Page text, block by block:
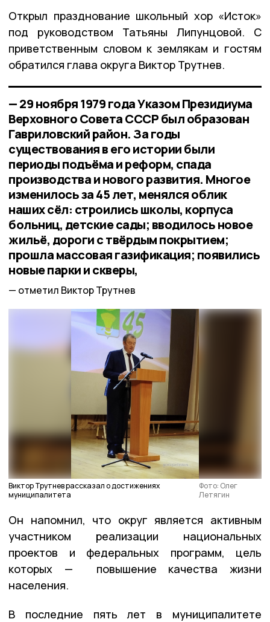
Открыл празднование школьный хор «Исток»
под руководством Татьяны Липунцовой. С
приветственным словом к землякам и гостям
обратился глава округа Виктор Трутнев.
— 29 ноября 1979 года Указом Президиума
Верховного Совета СССР был образован
Гавриловский район. За годы
существования в его истории были
периоды подъёма и реформ, спада
производства и нового развития. Многое
изменилось за 45 лет, менялся облик
наших сёл: строились школы, корпуса
больниц, детские сады; вводилось новое
жильё, дороги с твёрдым покрытием;
прошла массовая газификация; появились
новые парки и скверы,
отметил Виктор Трутнев
Виктор Трутнев рассказал о достижениях
муниципалитета
Фото: Олег
Летягин
Он напомнил, что округ является активным
участником реализации национальных
проектов и федеральных программ, цель
которых — повышение качества жизни
населения.
В последние пять лет в муниципалитете